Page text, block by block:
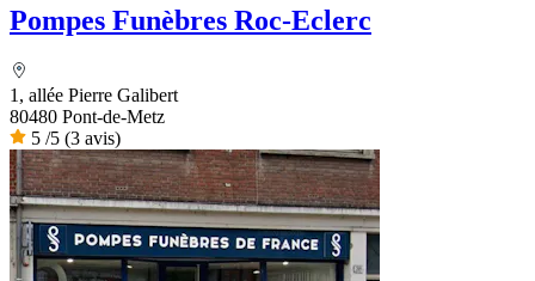
Pompes Funèbres Roc-Eclerc
1, allée Pierre Galibert
80480 Pont-de-Metz
5 /5 (3 avis)